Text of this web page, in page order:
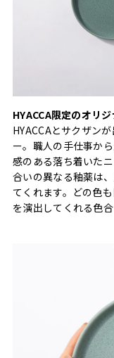
HYACCA限定のオリ
HYACCAとサクザン
ー。職人の手仕事か
感のある落ち着いた
合いの異なる釉薬は
てくれます。どの色
を演出してくれる色